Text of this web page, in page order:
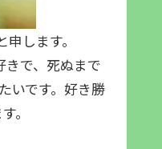
します。
きで、死ぬまで
いです。好き勝
。